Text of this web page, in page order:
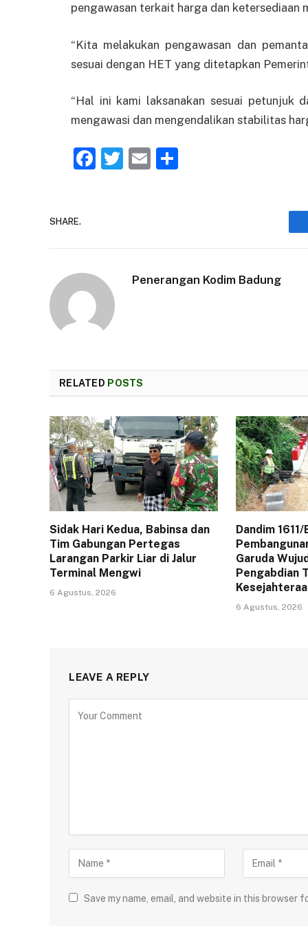
pengawasan terkait harga dan ketersediaan
“Kita melakukan pengawasan dan
sesuai dengan HET yang ditetapkan
“Hal ini kami laksanakan sesuai petunjuk
mengawasi dan mengendalikan stabilitas
Facebook
Twitter
Email
SHARE.
Penerangan Kodim Badung
RELATED POSTS
Sidak Hari Kedua, Babinsa dan
Tim Gabungan Pertegas
Larangan Parkir Liar di Jalur
Terminal Mengwi
6 Agustus, 2026
Dandim
Garuda
Pengabdian
6 Agustus, 2026
LEAVE A REPLY
Save my name, email, and website in this browser